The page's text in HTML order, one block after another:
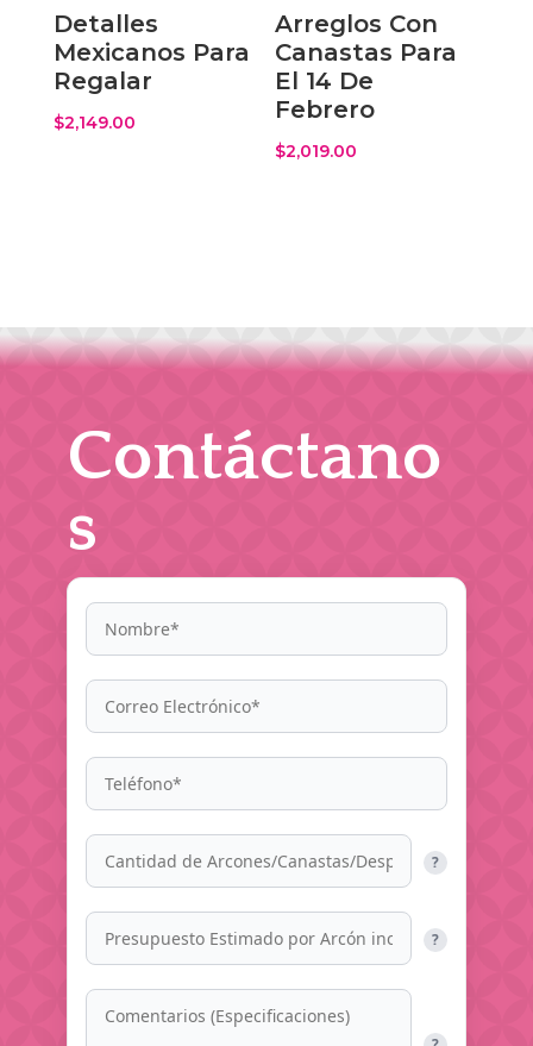
Detalles
Mexicanos Para
Regalar
$2,149.00
Arreglos Con
Canastas Para
El 14 De
Febrero
$2,019.00
Contáctano
s
?
?